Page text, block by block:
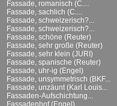
Fassade, romanisch (C....
Fassade, sachlich (C....
Fassade, schweizerisch?...
Fassade, schweizerisch?...
Fassade, schöne (Reuter)
Fassade, sehr große (Reuter)
Fassade, sehr klein (JURI)
Fassade, spanische (Reuter)
Fassade, uhr-ig (Engel)
Fassade, unsymmetrisch (BKF...
Fassade, unzäunt (Karl Louis...
Fassaden-Aufschichtung...
Fassadenhof (Engel)